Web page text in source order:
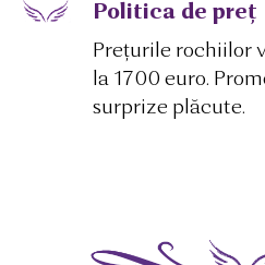
Politica de preț
Prețurile rochiilor
la 1700 euro.
surprize plăcute.